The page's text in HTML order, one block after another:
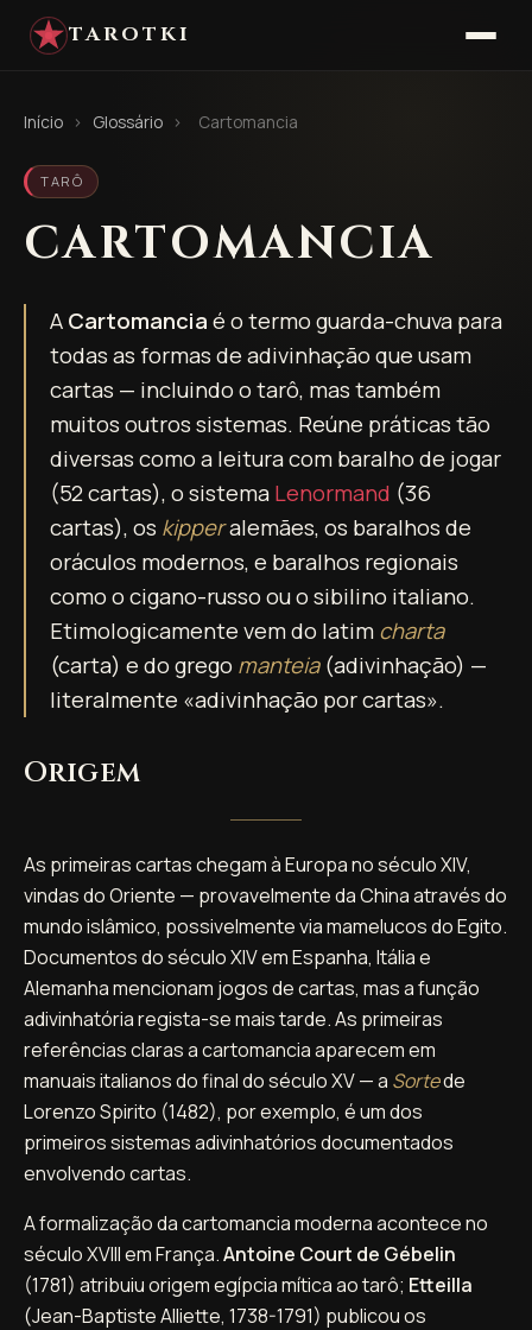
TAROTKI
Início › Glossário › Cartomancia
TARÔ
CARTOMANCIA
ACartomanciaé o termo guarda-chuva para
todas as formas de adivinhação que usam
cartas — incluindo o tarô, mas também
muitos outros sistemas. Reúne práticas tão
diversas como a leitura com baralho de jogar
(52 cartas), o sistemaLenormand (36
cartas), os kipperalemães, os baralhos de
oráculos modernos, e baralhos regionais
como o cigano-russo ou o sibilino italiano.
Etimologicamente vem do latimcharta
(carta) e do grego manteia(adivinhação) —
literalmente «adivinhação por cartas».
Origem
As primeiras cartas chegam à Europa no século XIV,
vindas do Oriente — provavelmente da China através do
mundo islâmico, possivelmente via mamelucos do Egito.
Documentos do século XIV em Espanha, Itália e
Alemanha mencionam jogos de cartas, mas a função
adivinhatória regista-se mais tarde. As primeiras
referências claras a cartomancia aparecem em
manuais italianos do final do século XV — a Sortede
Lorenzo Spirito (1482), por exemplo, é um dos
primeiros sistemas adivinhatórios documentados
envolvendo cartas.
A formalização da cartomancia moderna acontece no
século XVIII em França.Antoine Court de Gébelin
(1781) atribuiu origem egípcia mítica ao tarô; Etteilla
(Jean-Baptiste Alliette, 1738-1791) publicou os